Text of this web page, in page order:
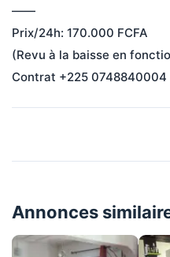
——
Prix/24h: 170.000 FCFA
(Revu à la baisse en
Contrat +225 0748840004
Annonces